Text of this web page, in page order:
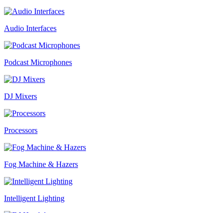
Audio Interfaces
Podcast Microphones
DJ Mixers
Processors
Fog Machine & Hazers
Intelligent Lighting